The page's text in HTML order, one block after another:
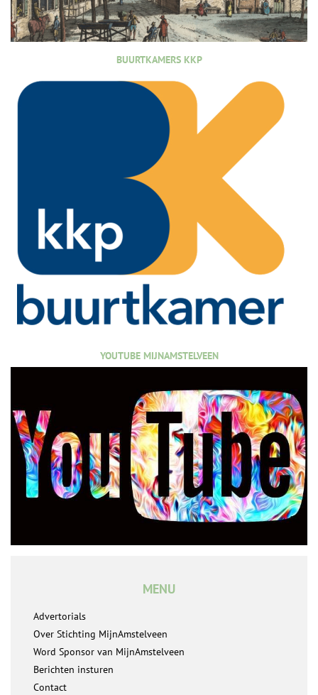
BUURTKAMERS KKP
YOUTUBE MIJNAMSTELVEEN
MENU
Advertorials
Over Stichting MijnAmstelveen
Word Sponsor van MijnAmstelveen
Berichten insturen
Contact